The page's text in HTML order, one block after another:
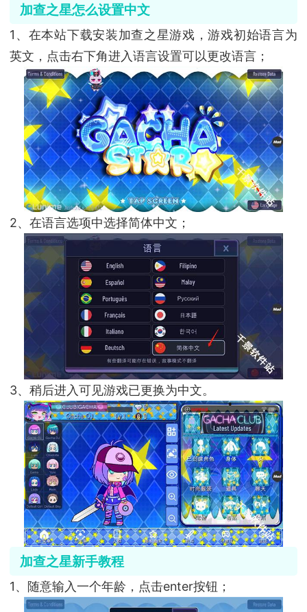
加查之星怎么设置中文
1、在本站下载安装加查之星游戏，游戏初始语言为
英文，点击右下角进入语言设置可以更改语言；
2、在语言选项中选择简体中文；
3、稍后进入可见游戏已更换为中文。
加查之星新手教程
1、随意输入一个年龄，点击enter按钮；